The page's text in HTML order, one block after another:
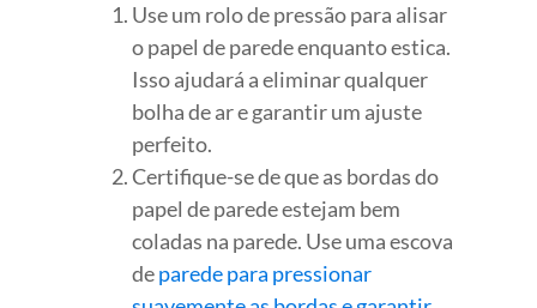
Use um rolo de pressão para alisar
o papel de parede enquanto estica.
Isso ajudará a eliminar qualquer
bolha de ar e garantir um ajuste
perfeito.
Certifique-se de que as bordas do
papel de parede estejam bem
coladas na parede. Use uma escova
deparede para pressionar